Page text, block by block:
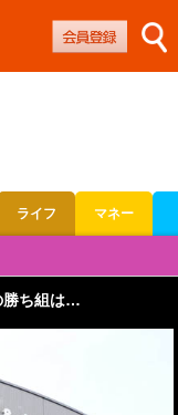
ライフ マネー
勝ち組は…